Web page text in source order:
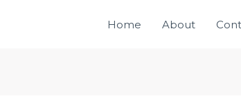
Home About